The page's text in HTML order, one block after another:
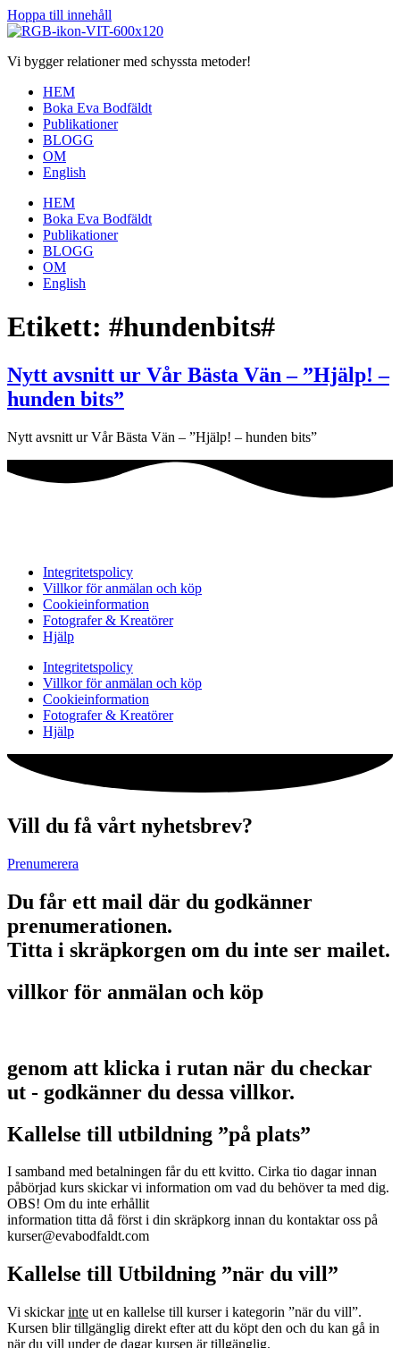
Hoppa till innehåll
Vi bygger relationer med schyssta metoder!
HEM
Boka Eva Bodfäldt
Publikationer
BLOGG
OM
English
HEM
Boka Eva Bodfäldt
Publikationer
BLOGG
OM
English
Etikett: #hundenbits#
Nytt avsnitt ur Vår Bästa Vän – ”Hjälp! –
hunden bits”
Nytt avsnitt ur Vår Bästa Vän – ”Hjälp! – hunden bits”
Integritetspolicy
Villkor för anmälan och köp
Cookieinformation
Fotografer & Kreatörer
Hjälp
Integritetspolicy
Villkor för anmälan och köp
Cookieinformation
Fotografer & Kreatörer
Hjälp
Vill du få vårt nyhetsbrev?
Prenumerera
Du får ett mail där du godkänner
prenumerationen.
Titta i skräpkorgen om du inte ser mailet.
villkor för anmälan och köp
genom att klicka i rutan när du checkar
ut - godkänner du dessa villkor.
Kallelse till utbildning ”på plats”
I samband med betalningen får du ett kvitto. Cirka tio dagar innan
påbörjad kurs skickar vi information om vad du behöver ta med dig.
OBS! Om du inte erhållit
information titta då först i din skräpkorg innan du kontaktar oss på
kurser@evabodfaldt.com
Kallelse till Utbildning ”när du vill”
Vi skickarinte ut en kallelse till kurser i kategorin ”när du vill”.
Kursen blir tillgänglig direkt efter att du köpt den och du kan gå in
när du vill under de dagar kursen är tillgänglig.